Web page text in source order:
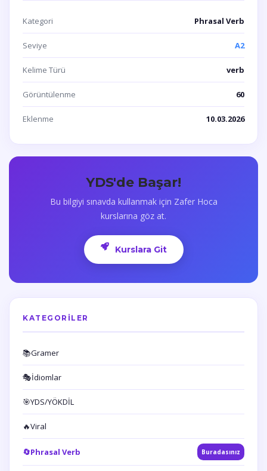
Kategori Phrasal Verb
Seviye A2
Kelime Türü verb
Görüntülenme 60
Eklenme 10.03.2026
YDS'de Başar!
Bu bilgiyi sınavda kullanmak için Zafer Hoca
kurslarına göz at.
Kurslara Git
KATEGORILER
📚Gramer
🎭İdiomlar
🎯YDS/YÖKDİL
🔥Viral
🔄Phrasal Verb Buradasınız